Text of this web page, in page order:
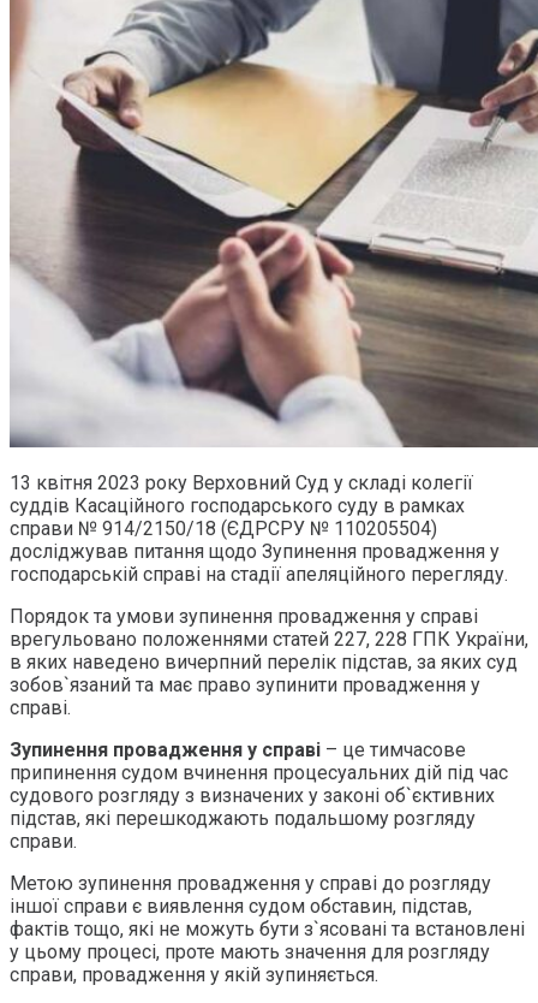
13 квітня 2023 року Верховний Суд у складі колегії
суддів Касаційного господарського суду в рамках
справи № 914/2150/18 (ЄДРСРУ № 110205504)
досліджував питання щодо Зупинення провадження у
господарській справі на стадії апеляційного перегляду.
Порядок та умови зупинення провадження у справі
врегульовано положеннями статей 227, 228 ГПК України,
в яких наведено вичерпний перелік підстав, за яких суд
зобов`язаний та має право зупинити провадження у
справі.
Зупинення провадження у справі – це тимчасове
припинення судом вчинення процесуальних дій під час
судового розгляду з визначених у законі об`єктивних
підстав, які перешкоджають подальшому розгляду
справи.
Метою зупинення провадження у справі до розгляду
іншої справи є виявлення судом обставин, підстав,
фактів тощо, які не можуть бути з`ясовані та встановлені
у цьому процесі, проте мають значення для розгляду
справи, провадження у якій зупиняється.